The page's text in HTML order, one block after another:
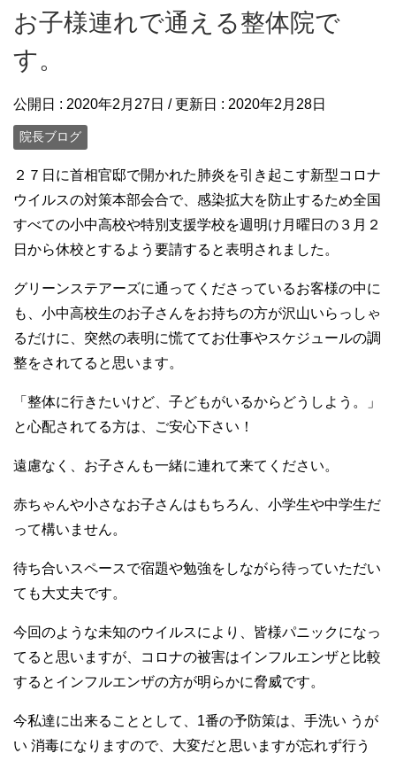
お子様連れで通える整体院で
す。
公開日 : 2020年2月27日 / 更新日 : 2020年2月28日
院長ブログ
２７日に首相官邸で開かれた肺炎を引き起こす新型コロナ
ウイルスの対策本部会合で、感染拡大を防止するため全国
すべての小中高校や特別支援学校を週明け月曜日の３月２
日から休校とするよう要請すると表明されました。
グリーンステアーズに通ってくださっているお客様の中に
も、小中高校生のお子さんをお持ちの方が沢山いらっしゃ
るだけに、突然の表明に慌ててお仕事やスケジュールの調
整をされてると思います。
「整体に行きたいけど、子どもがいるからどうしよう。」
と心配されてる方は、ご安心下さい！
遠慮なく、お子さんも一緒に連れて来てください。
赤ちゃんや小さなお子さんはもちろん、小学生や中学生だ
って構いません。
待ち合いスペースで宿題や勉強をしながら待っていただい
ても大丈夫です。
今回のような未知のウイルスにより、皆様パニックになっ
てると思いますが、コロナの被害はインフルエンザと比較
するとインフルエンザの方が明らかに脅威です。
今私達に出来ることとして、1番の予防策は、手洗い うが
い 消毒になりますので、大変だと思いますが忘れず行う